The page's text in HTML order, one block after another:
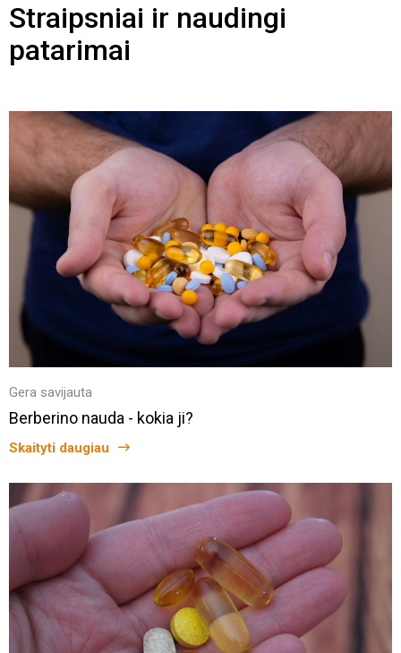
Straipsniai ir naudingi
patarimai
Gera savijauta
Berberino nauda - kokia ji?
Skaityti daugiau